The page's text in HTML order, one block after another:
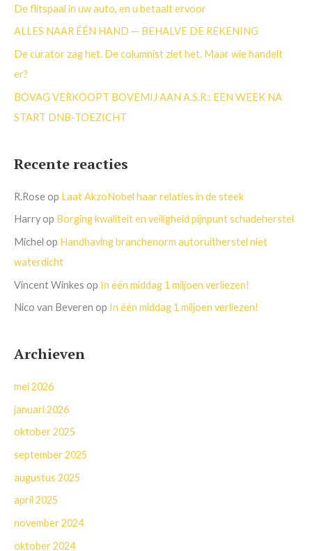
a
r
De flitspaal in uw auto, en u betaalt ervoor
ALLES NAAR ÉÉN HAND — BEHALVE DE REKENING
De curator zag het. De columnist ziet het. Maar wie handelt
er?
BOVAG VERKOOPT BOVEMIJ AAN A.S.R.: EEN WEEK NA
START DNB-TOEZICHT
Recente reacties
R.Roseop Laat AkzoNobel haar relaties in de steek
Harryop Borging kwaliteit en veiligheid pijnpunt schadeherstel
Michel op Handhaving branchenorm autoruitherstel niet
waterdicht
Vincent Winkes op In één middag 1 miljoen verliezen!
Nico van Beveren op In één middag 1 miljoen verliezen!
Archieven
mei 2026
januari 2026
oktober 2025
september 2025
augustus 2025
april 2025
november 2024
oktober 2024